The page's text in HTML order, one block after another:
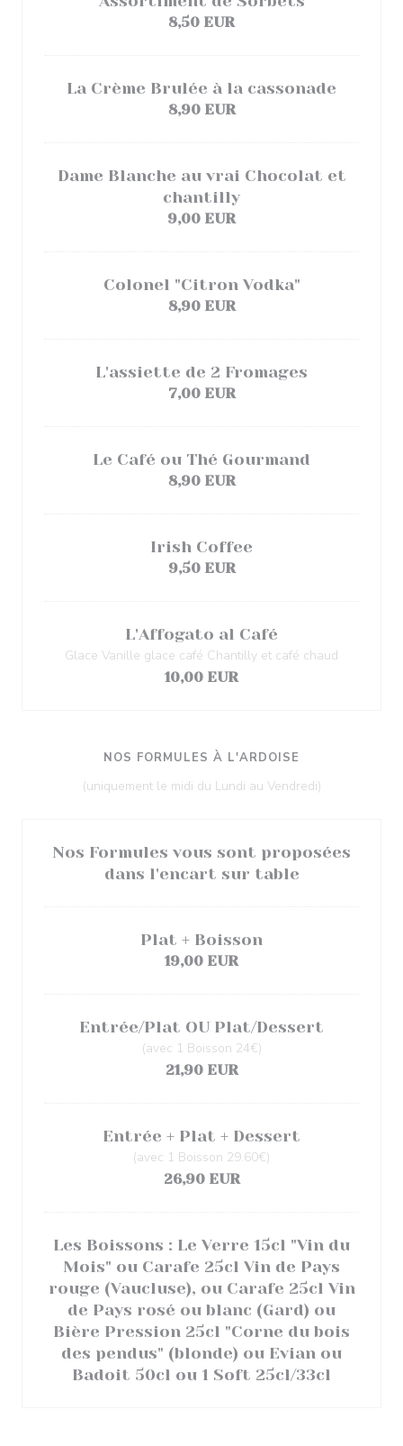
8,50 EUR
La Crème Brulée à la cassonade
8,90 EUR
Dame Blanche au vrai Chocolat et
chantilly
9,00 EUR
Colonel "Citron Vodka"
8,90 EUR
L'assiette de 2 Fromages
7,00 EUR
Le Café ou Thé Gourmand
8,90 EUR
Irish Coffee
9,50 EUR
L'Affogato al Café
Glace Vanille glace café Chantilly et café chaud
10,00 EUR
NOS FORMULES À L'ARDOISE
(uniquement le midi du Lundi au Vendredi)
Nos Formules vous sont proposées
dans l'encart sur table
Plat + Boisson
19,00 EUR
Entrée/Plat OU Plat/Dessert
(avec 1 Boisson 24€)
21,90 EUR
Entrée + Plat + Dessert
(avec 1 Boisson 29.60€)
26,90 EUR
Les Boissons : Le Verre 15cl "Vin du
Mois" ou Carafe 25cl Vin de Pays
rouge (Vaucluse), ou Carafe 25cl Vin
de Pays rosé ou blanc (Gard) ou
Bière Pression 25cl "Corne du bois
des pendus" (blonde) ou Evian ou
Badoit 50cl ou 1 Soft 25cl/33cl